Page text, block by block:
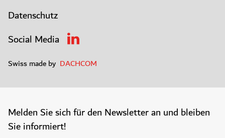
Datenschutz
Social Media
Swiss made by DACHCOM
Melden Sie sich für den Newsletter an und bleiben
Sie informiert!